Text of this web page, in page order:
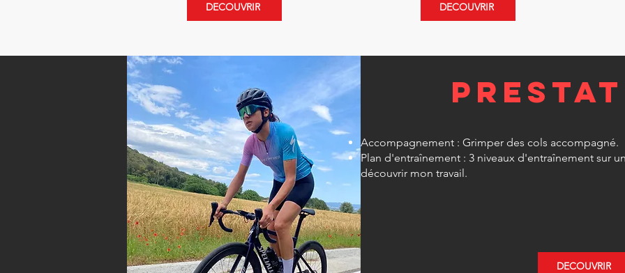
DECOUVRIR DECOUVRIR
Accompagnement : Grimper des cols accompagné.
Plan d'entraînement : 3 niveaux d'entraînement sur
découvrir mon travail.
DECOUVRIR